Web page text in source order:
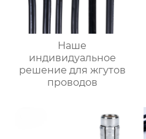
Наше
индивидуальное
решение для жгутов
проводов